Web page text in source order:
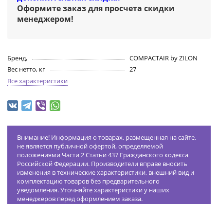
Оформите заказ для просчета скидки
менеджером!
Бренд,
COMPACTAIR by ZILON
Вес нетто, кг
27
Все характеристики
Внимание! Информация о товарах, размещенная на сайте,
не является публичной офертой, определяемой
положениями Части 2 Статьи 437 Гражданского кодекса
Российской Федерации. Производители вправе вносить
изменения в технические характеристики, внешний вид и
комплектацию товаров без предварительного
уведомления. Уточняйте характеристики у наших
менеджеров перед оформлением заказа.